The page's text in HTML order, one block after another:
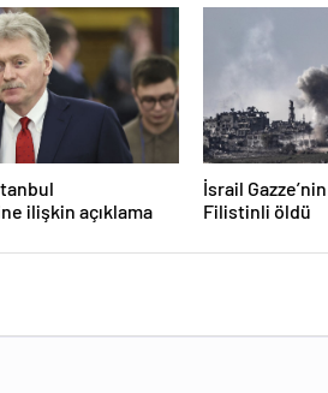
ilişkin açıklama
İsrail
Filistinli öldü